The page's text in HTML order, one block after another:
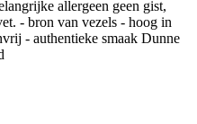
allergeen geen gist,
- bron van vezels - hoog in
- authentieke smaak Dunne